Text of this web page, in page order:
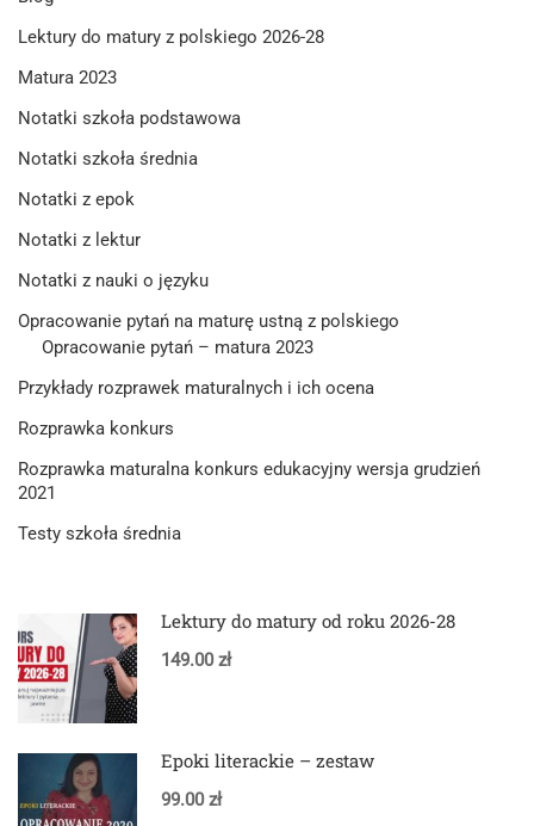
Lektury do matury z polskiego 2026-28
Matura 2023
Notatki szkoła podstawowa
Notatki szkoła średnia
Notatki z epok
Notatki z lektur
Notatki z nauki o języku
Opracowanie pytań na maturę ustną z polskiego
Opracowanie pytań – matura 2023
Przykłady rozprawek maturalnych i ich ocena
Rozprawka konkurs
Rozprawka maturalna konkurs edukacyjny wersja grudzień
2021
Testy szkoła średnia
Lektury do matury od roku 2026-28
149.00 zł
Epoki literackie – zestaw
99.00 zł